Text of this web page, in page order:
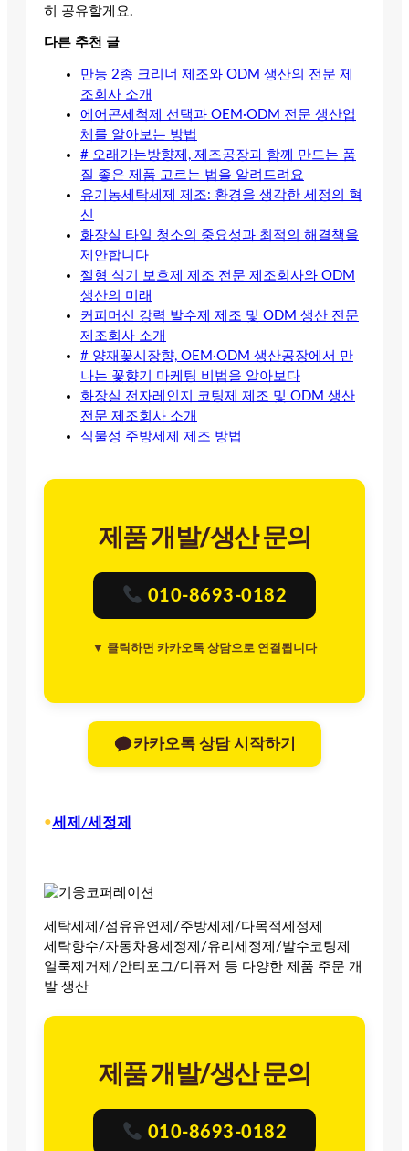
히 공유할게요.
다른 추천 글
만능 2종 크리너 제조와 ODM 생산의 전문 제
조회사 소개
에어콘세척제 선택과 OEM·ODM 전문 생산업
체를 알아보는 방법
# 오래가는방향제, 제조공장과 함께 만드는 품
질 좋은 제품 고르는 법을 알려드려요
유기농세탁세제 제조: 환경을 생각한 세정의 혁
신
화장실 타일 청소의 중요성과 최적의 해결책을
제안합니다
젤형 식기 보호제 제조 전문 제조회사와 ODM
생산의 미래
커피머신 강력 발수제 제조 및 ODM 생산 전문
제조회사 소개
# 양재꽃시장향, OEM·ODM 생산공장에서 만
나는 꽃향기 마케팅 비법을 알아보다
화장실 전자레인지 코팅제 제조 및 ODM 생산
전문 제조회사 소개
식물성 주방세제 제조 방법
제품 개발/생산 문의
010-8693-0182
▼ 클릭하면 카카오톡 상담으로 연결됩니다
카카오톡 상담 시작하기
•세제/세정제
세탁세제/섬유유연제/주방세제/다목적세정제
세탁향수/자동차용세정제/유리세정제/발수코팅제
얼룩제거제/안티포그/디퓨저 등 다양한 제품 주문 개
발 생산
제품 개발/생산 문의
010-8693-0182